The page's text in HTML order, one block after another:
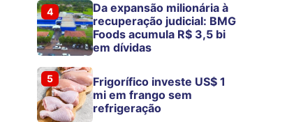
4
Da expansão milionária à
recuperação judicial: BMG
Foods acumula R$ 3,5 bi
em dívidas
5
Frigorífico investe US$ 1
mi em frango sem
refrigeração